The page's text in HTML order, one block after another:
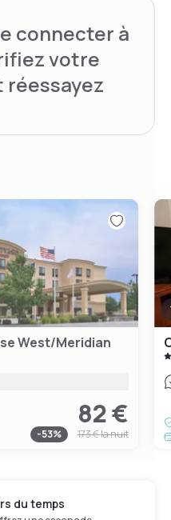
connecter à
votre
West/Meridian
82 €
-53% 173 €la nuit
du temps